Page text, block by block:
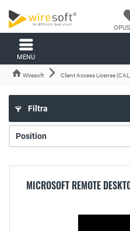
MENU
Wiresoft Client Access License
Filtra
MICROSOFT REMOTE